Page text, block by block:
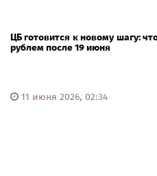
ЦБ готовится к новому шагу:
рублем после 19 июня
11 июня 2026, 02:34